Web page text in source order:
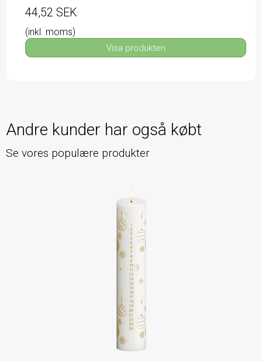
44,52 SEK
(inkl. moms)
Visa produkten
Andre kunder har også købt
Se vores populære produkter